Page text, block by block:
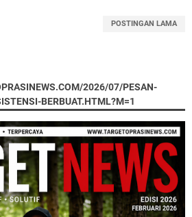
POSTINGAN LAMA
2026/07/PESAN-
BERBUAT.HTML?M=1